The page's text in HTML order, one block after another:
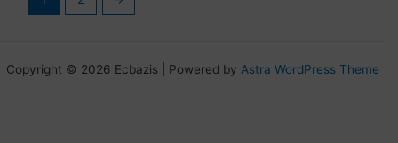
Copyright © 2026 Ecbazis | Powered by Astra WordPress Theme